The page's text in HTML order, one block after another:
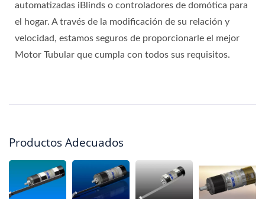
automatizadas iBlinds o controladores de domótica para
el hogar. A través de la modificación de su relación y
velocidad, estamos seguros de proporcionarle el mejor
Motor Tubular que cumpla con todos sus requisitos.
Productos Adecuados